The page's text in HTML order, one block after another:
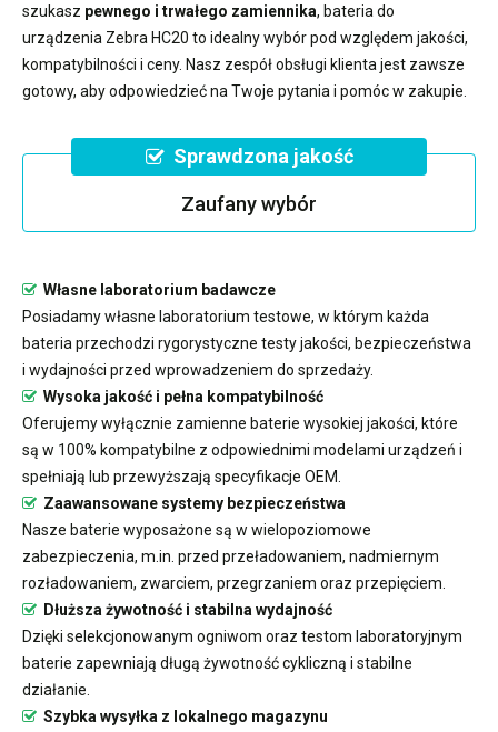
szukasz pewnego i trwałego zamiennika, bateria do
urządzenia Zebra HC20 to idealny wybór pod względem jakości,
kompatybilności i ceny. Nasz zespół obsługi klienta jest zawsze
gotowy, aby odpowiedzieć na Twoje pytania i pomóc w zakupie.
Sprawdzona jakość
Zaufany wybór
Własne laboratorium badawcze
Posiadamy własne laboratorium testowe, w którym każda
bateria przechodzi rygorystyczne testy jakości, bezpieczeństwa
i wydajności przed wprowadzeniem do sprzedaży.
Wysoka jakość i pełna kompatybilność
Oferujemy wyłącznie zamienne baterie wysokiej jakości, które
są w 100% kompatybilne z odpowiednimi modelami urządzeń i
spełniają lub przewyższają specyfikacje OEM.
Zaawansowane systemy bezpieczeństwa
Nasze baterie wyposażone są w wielopoziomowe
zabezpieczenia, m.in. przed przeładowaniem, nadmiernym
rozładowaniem, zwarciem, przegrzaniem oraz przepięciem.
Dłuższa żywotność i stabilna wydajność
Dzięki selekcjonowanym ogniwom oraz testom laboratoryjnym
baterie zapewniają długą żywotność cykliczną i stabilne
działanie.
Szybka wysyłka z lokalnego magazynu